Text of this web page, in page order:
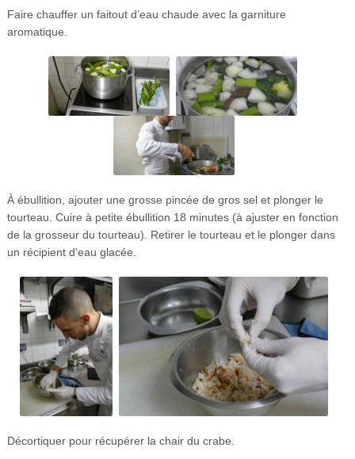
Faire chauffer un faitout d’eau chaude avec la garniture
aromatique.
À ébullition, ajouter une grosse pincée de gros sel et plonger le
tourteau. Cuire à petite ébullition 18 minutes (à ajuster en fonction
de la grosseur du tourteau). Retirer le tourteau et le plonger dans
un récipient d’eau glacée.
Décortiquer pour récupérer la chair du crabe.